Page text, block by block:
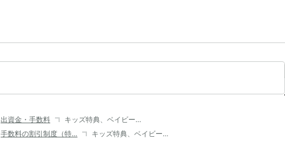
出資金・手数料
キッズ特典、ベイビー…
手数料の割引制度（特… キッズ特典、ベイビー…